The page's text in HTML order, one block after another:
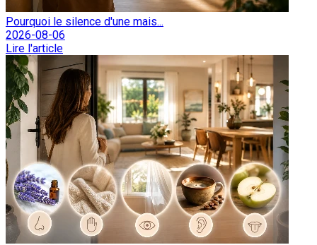
Pourquoi le silence d'une mais...
2026-08-06
Lire l'article